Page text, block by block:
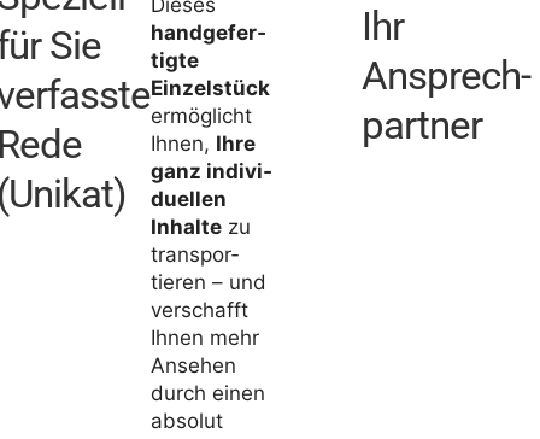
Sie
hand­ge­fer­
tigte
Einzel­stück
ermög­licht
Ihnen, Ihre
ganz indi­vi­
du­ellen
Inhaltezu
trans­por­
tieren – und
verschafft
Ihnen mehr
Ansehen
durch einen
absolut
Ihr
Ansprech­
partner